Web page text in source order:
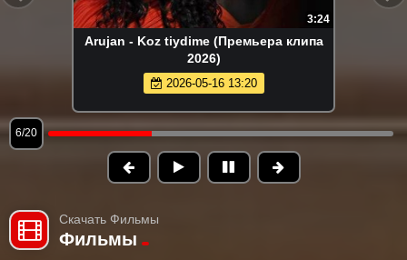
3:24
Arujan - Koz tiydime (Премьера клипа
2026)
2026-05-16 13:20
6/20
Скачать Фильмы
Фильмы